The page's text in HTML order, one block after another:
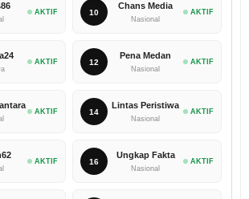
AKTIF 10
Chans Media
Nasional
AKTIF
AKTIF 12
Pena Medan
Nasional
AKTIF
AKTIF 14
Lintas Peristiwa
Nasional
AKTIF
AKTIF 16
Ungkap Fakta
Nasional
AKTIF